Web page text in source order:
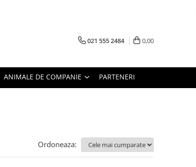
021 555 2484 0,00
ANIMALE DE COMPANIE PARTENERI
Ordoneaza: